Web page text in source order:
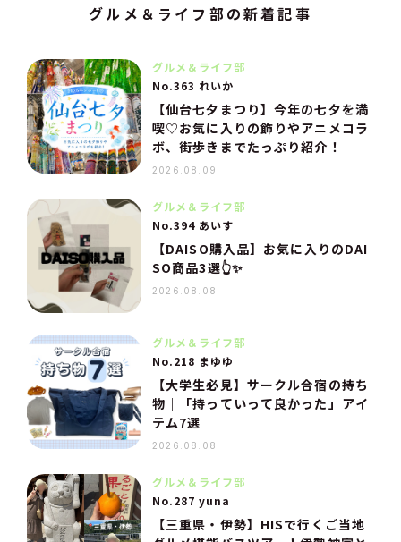
グルメ＆ライフ部の新着記事
グルメ＆ライフ部
No.363 れいか
【仙台七夕まつり】今年の七夕を満
喫♡お気に入りの飾りやアニメコラ
ボ、街歩きまでたっぷり紹介！
2026.08.09
グルメ＆ライフ部
No.394 あいす
【DAISO購入品】お気に入りのDAI
SO商品3選👆✨
2026.08.08
グルメ＆ライフ部
No.218 まゆゆ
【大学生必見】サークル合宿の持ち
物｜「持っていって良かった」アイ
テム7選
2026.08.08
グルメ＆ライフ部
No.287 yuna
【三重県・伊勢】HISで行くご当地